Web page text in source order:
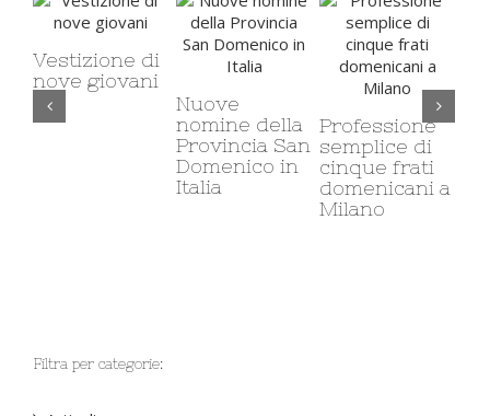
di
nomine della
Provincia San
Domenico in
Professione
semplice di
cinque frati
domenicani a
Il carcere e
carcere
minorile:
corso di
sociale
Filtra per categorie: